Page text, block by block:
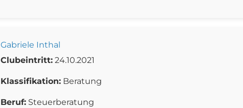
Gabriele Inthal
Clubeintritt: 24.10.2021
Klassifikation: Beratung
Beruf: Steuerberatung